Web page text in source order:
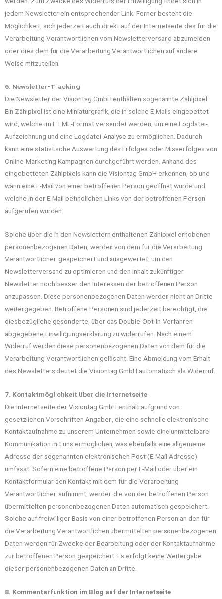
jedem Newsletter ein entsprechender Link. Ferner besteht die
Möglichkeit, sich jederzeit auch direkt auf der Internetseite des für die
Verarbeitung Verantwortlichen vom Newsletterversand abzumelden
oder dies dem für die Verarbeitung Verantwortlichen auf andere
Weise mitzuteilen.
6. Newsletter-Tracking
Die Newsletter der Visiontag GmbH enthalten sogenannte Zählpixel.
Ein Zählpixel ist eine Miniaturgrafik, die in solche E-Mails eingebettet
wird, welche im HTML-Format versendet werden, um eine Logdatei-
Aufzeichnung und eine Logdatei-Analyse zu ermöglichen. Dadurch
kann eine statistische Auswertung des Erfolges oder Misserfolges von
Online-Marketing-Kampagnen durchgeführt werden. Anhand des
eingebetteten Zählpixels kann die Visiontag GmbH erkennen, ob und
wann eine E-Mail von einer betroffenen Person geöffnet wurde und
welche in der E-Mail befindlichen Links von der betroffenen Person
aufgerufen wurden.
Solche über die in den Newslettern enthaltenen Zählpixel erhobenen
personenbezogenen Daten, werden von dem für die Verarbeitung
Verantwortlichen gespeichert und ausgewertet, um den
Newsletterversand zu optimieren und den Inhalt zukünftiger
Newsletter noch besser den Interessen der betroffenen Person
anzupassen. Diese personenbezogenen Daten werden nicht an Dritte
weitergegeben. Betroffene Personen sind jederzeit berechtigt, die
diesbezügliche gesonderte, über das Double-Opt-In-Verfahren
abgegebene Einwilligungserklärung zu widerrufen. Nach einem
Widerruf werden diese personenbezogenen Daten von dem für die
Verarbeitung Verantwortlichen gelöscht. Eine Abmeldung vom Erhalt
des Newsletters deutet die Visiontag GmbH automatisch als Widerruf.
7. Kontaktmöglichkeit über die Internetseite
Die Internetseite der Visiontag GmbH enthält aufgrund von
gesetzlichen Vorschriften Angaben, die eine schnelle elektronische
Kontaktaufnahme zu unserem Unternehmen sowie eine unmittelbare
Kommunikation mit uns ermöglichen, was ebenfalls eine allgemeine
Adresse der sogenannten elektronischen Post (E-Mail-Adresse)
umfasst. Sofern eine betroffene Person per E-Mail oder über ein
Kontaktformular den Kontakt mit dem für die Verarbeitung
Verantwortlichen aufnimmt, werden die von der betroffenen Person
übermittelten personenbezogenen Daten automatisch gespeichert.
Solche auf freiwilliger Basis von einer betroffenen Person an den für
die Verarbeitung Verantwortlichen übermittelten personenbezogenen
Daten werden für Zwecke der Bearbeitung oder der Kontaktaufnahme
zur betroffenen Person gespeichert. Es erfolgt keine Weitergabe
dieser personenbezogenen Daten an Dritte.
8. Kommentarfunktion im Blog auf der Internetseite